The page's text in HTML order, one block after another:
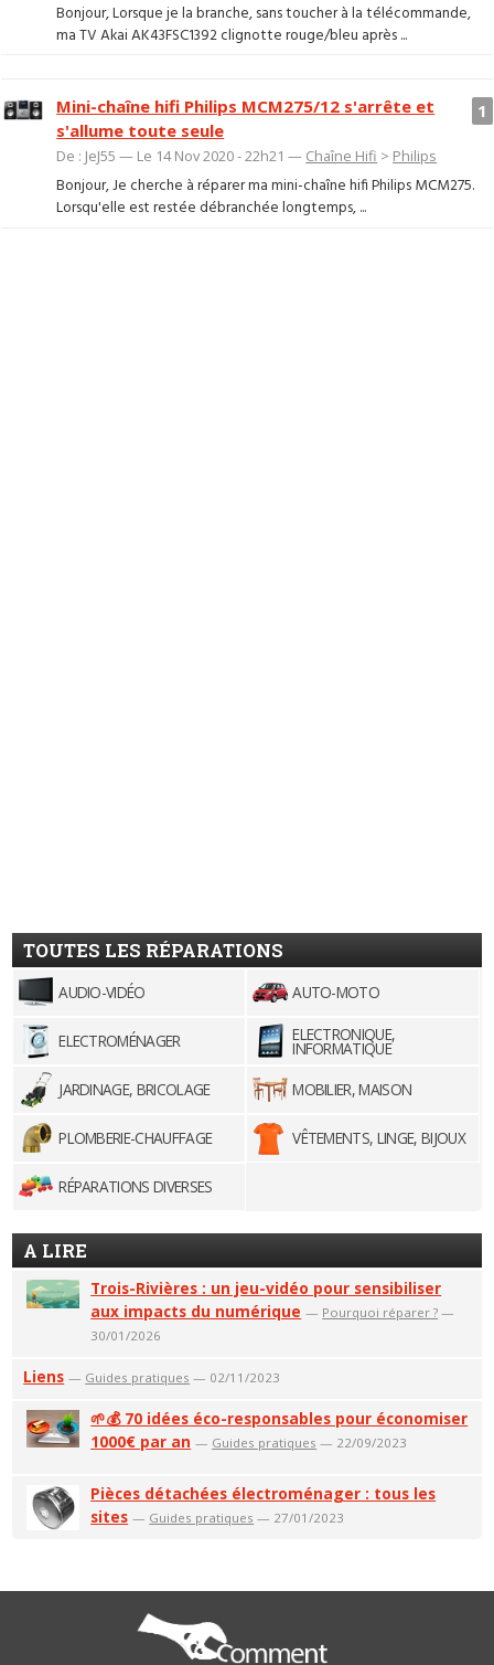
Bonjour, Lorsque je la branche, sans toucher à la télécommande,
ma TV Akai AK43FSC1392 clignotte rouge/bleu après ...
1
Mini-chaîne hifi Philips MCM275/12 s'arrête et
s'allume toute seule
De : JeJ55 — Le 14 Nov 2020 - 22h21 — Chaîne Hifi > Philips
Bonjour, Je cherche à réparer ma mini-chaîne hifi Philips MCM275.
Lorsqu'elle est restée débranchée longtemps, ...
TOUTES LES RÉPARATIONS
AUDIO-VIDÉO AUTO-MOTO
ELECTROMÉNAGER ELECTRONIQUE,
INFORMATIQUE
JARDINAGE, BRICOLAGE
MOBILIER, MAISON
PLOMBERIE-CHAUFFAGE VÊTEMENTS, LINGE, BIJOUX
RÉPARATIONS DIVERSES
A LIRE
Trois-Rivières : un jeu-vidéo pour sensibiliser
aux impacts du numérique — Pourquoi réparer ? —
30/01/2026
Liens — Guides pratiques — 02/11/2023
🌱💰 70 idées éco-responsables pour économiser
1000€ par an — Guides pratiques — 22/09/2023
Pièces détachées électroménager : tous les
sites — Guides pratiques — 27/01/2023